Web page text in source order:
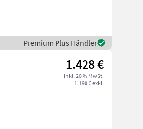
Premium Plus Händler
1.428 €
inkl. 20 % MwSt.
1.190 € exkl.